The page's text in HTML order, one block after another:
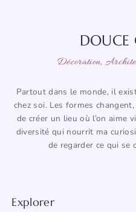
DOUCE
Décoration,
Partout dans le monde, il
chez soi. Les formes
de créer un lieu où l’on aime
diversité qui nourrit ma
de regarder ce qui se
Explorer